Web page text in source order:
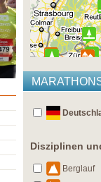
Disziplinen
Berglauf